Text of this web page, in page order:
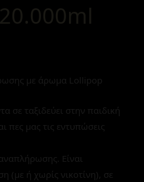
με άρωμα Lollipop
σε ταξιδεύει στην παιδική
μας τις εντυπώσεις
Είναι
(με ή χωρίς νικοτίνη), σε